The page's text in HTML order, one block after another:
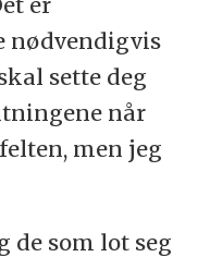
nødvendigvis
sette deg
når
men jeg
de som lot seg